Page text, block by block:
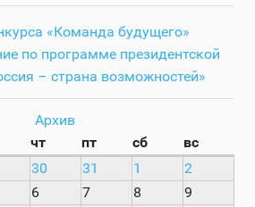
«Команда будущего»
по программе президентской
– страна возможностей»
Архив
чт пт сб
вс
30 31 1
2
6 7 8
9